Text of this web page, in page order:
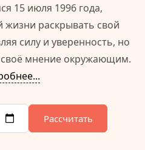
15 июля 1996 года,
жизни раскрывать свой
силу и уверенность, но
мнение окружающим.
Рассчитать